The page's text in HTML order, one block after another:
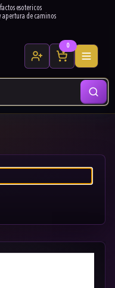
esotericos
apertura de caminos
0